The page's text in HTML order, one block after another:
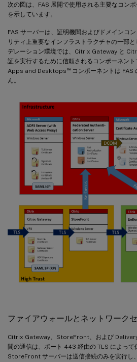
次の図は、FAS 展開で使用される主要なコン
を示しています。
FAS サーバーは、証明機関およびドメインコ
リティ上重要なインフラストラクチャの一部
デレーション環境では、Citrix Gateway と
証を実行するために信頼されるコンポーネン
Apps and Desktops ™コンポーネントは FAS
ん。
ファイアウォールとネットワーク
Citrix Gateway、StoreFront、および
間の通信は、ポート 443 経由の TLS によって
StoreFront サーバーは送信接続のみを実行し